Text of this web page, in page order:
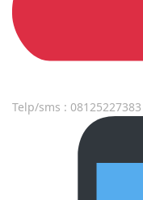
Telp/sms : 08125227383